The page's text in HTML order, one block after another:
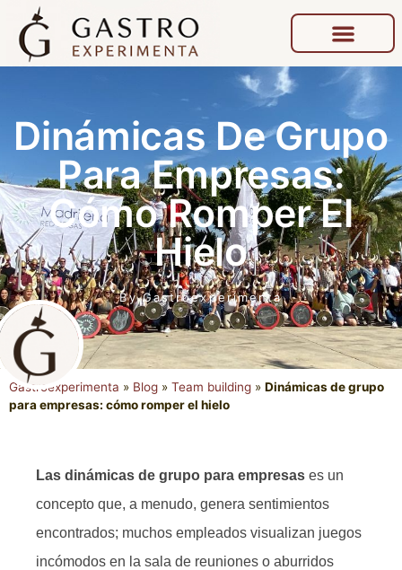
Dinámicas De Grupo
Para Empresas:
Cómo Romper El
Hielo
ByGastroexperimenta
Gastroexperimenta » Blog » Team building » Dinámicas de grupo
para empresas: cómo romper el hielo
Las dinámicas de grupo para empresas es un
concepto que, a menudo, genera sentimientos
encontrados; muchos empleados visualizan juegos
incómodos en la sala de reuniones o aburridos